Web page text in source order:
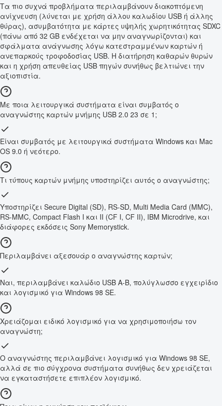
Τα πιο συχνά προβλήματα περιλαμβάνουν διακοπτόμενη
ανίχνευση (λύνεται με χρήση άλλου καλωδίου USB ή άλλης
θύρας), ασυμβατότητα με κάρτες υψηλής χωρητικότητας SDXC
(πάνω από 32 GB ενδέχεται να μην αναγνωρίζονται) και
σφάλματα ανάγνωσης λόγω κατεστραμμένων καρτών ή
ανεπαρκούς τροφοδοσίας USB. Η διατήρηση καθαρών θυρών
και η χρήση απευθείας USB πηγών συνήθως βελτιώνει την
αξιοπιστία.
Με ποια λειτουργικά συστήματα είναι συμβατός ο
αναγνώστης καρτών μνήμης USB 2.0 23 σε 1;
Είναι συμβατός με λειτουργικά συστήματα Windows και Mac
OS 9.0 ή νεότερο.
Τι τύπους καρτών μνήμης υποστηρίζει αυτός ο αναγνώστης;
Υποστηρίζει Secure Digital (SD), RS-SD, Multi Media Card (MMC),
RS-MMC, Compact Flash I και II (CF I, CF II), IBM Microdrive, και
διάφορες εκδόσεις Sony Memorystick.
Περιλαμβάνει αξεσουάρ ο αναγνώστης καρτών;
Ναι, περιλαμβάνει καλώδιο USB A-B, πολύγλωσσο εγχειρίδιο
και λογισμικό για Windows 98 SE.
Χρειάζομαι ειδικό λογισμικό για να χρησιμοποιήσω τον
αναγνώστη;
Ο αναγνώστης περιλαμβάνει λογισμικό για Windows 98 SE,
αλλά σε πιο σύγχρονα συστήματα συνήθως δεν χρειάζεται
να εγκαταστήσετε επιπλέον λογισμικό.